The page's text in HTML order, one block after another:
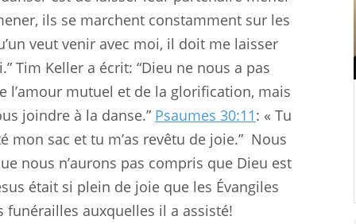
ils se marchent constamment sur les
veut venir avec moi, il doit me laisser
Tim Keller a écrit: “Dieu ne nous a pas
mutuel et de la glorification, mais
joindre à la danse.” Psaumes 30:11: « Tu
sac et tu m’as revêtu de joie.” Nous
nous n’aurons pas compris que Dieu est
était si plein de joie que les Évangiles
auxquelles il a assisté!